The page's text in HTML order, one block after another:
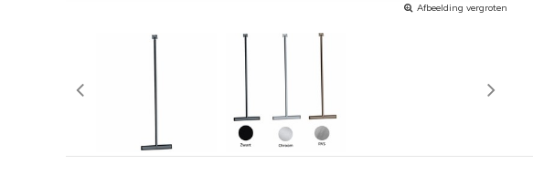
Afbeelding vergroten